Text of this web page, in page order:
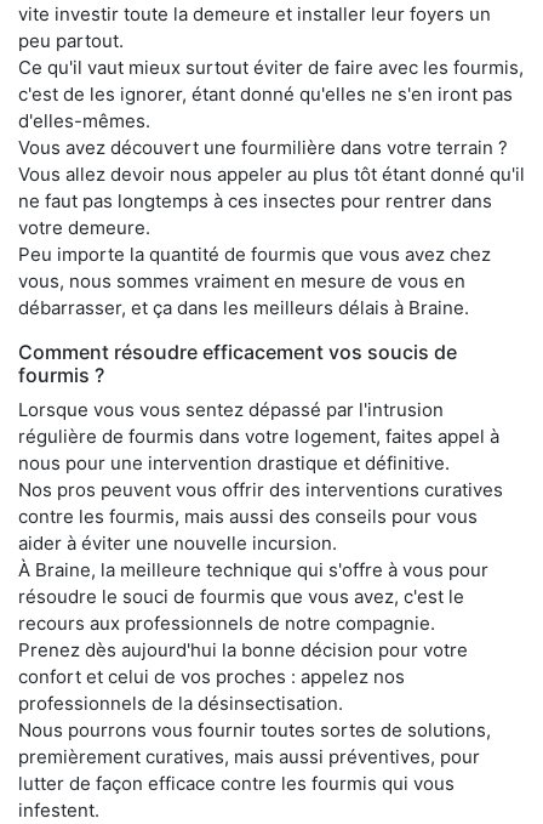
vite investir toute la demeure et installer leur foyers un
peu partout.
Ce qu'il vaut mieux surtout éviter de faire avec les fourmis,
c'est de les ignorer, étant donné qu'elles ne s'en iront pas
d'elles-mêmes.
Vous avez découvert une fourmilière dans votre terrain ?
Vous allez devoir nous appeler au plus tôt étant donné qu'il
ne faut pas longtemps à ces insectes pour rentrer dans
votre demeure.
Peu importe la quantité de fourmis que vous avez chez
vous, nous sommes vraiment en mesure de vous en
débarrasser, et ça dans les meilleurs délais à Braine.
Comment résoudre efficacement vos soucis de
fourmis ?
Lorsque vous vous sentez dépassé par l'intrusion
régulière de fourmis dans votre logement, faites appel à
nous pour une intervention drastique et définitive.
Nos pros peuvent vous offrir des interventions curatives
contre les fourmis, mais aussi des conseils pour vous
aider à éviter une nouvelle incursion.
À Braine, la meilleure technique qui s'offre à vous pour
résoudre le souci de fourmis que vous avez, c'est le
recours aux professionnels de notre compagnie.
Prenez dès aujourd'hui la bonne décision pour votre
confort et celui de vos proches : appelez nos
professionnels de la désinsectisation.
Nous pourrons vous fournir toutes sortes de solutions,
premièrement curatives, mais aussi préventives, pour
lutter de façon efficace contre les fourmis qui vous
infestent.